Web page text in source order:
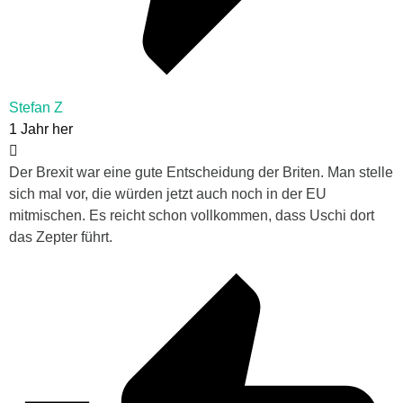
Stefan Z
1 Jahr her
Der Brexit war eine gute Entscheidung der Briten. Man stelle
sich mal vor, die würden jetzt auch noch in der EU
mitmischen. Es reicht schon vollkommen, dass Uschi dort
das Zepter führt.